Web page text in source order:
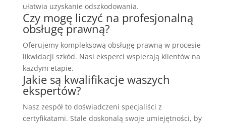
ułatwia uzyskanie odszkodowania.
Czy mogę liczyć na profesjonalną
obsługę prawną?
Oferujemy kompleksową obsługę prawną w procesie
likwidacji szkód. Nasi eksperci wspierają klientów na
każdym etapie.
Jakie są kwalifikacje waszych
ekspertów?
Nasz zespół to doświadczeni specjaliści z
certyfikatami. Stale doskonalą swoje umiejętności, by